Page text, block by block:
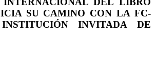
SU CAMINO CON LA FC-
INVITADA DE